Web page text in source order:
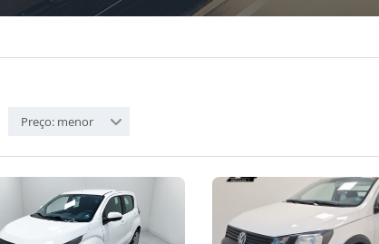
Preço: menor